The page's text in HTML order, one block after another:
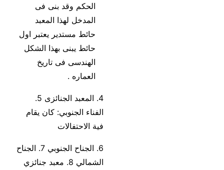
الحكم وقد بنى فى
المدخل لهذا المعبد
حائط مستدير يعتبر اول
حائط يبنى بهذا الشكل
الهندسى فى تاريخ
العماره .
4. المعبد الجنائزى 5.
الفناء الجنوبي: كان يقام
فية الاحتفالات
6. الجناح الجنوبي 7. الجناح
الشمالي 8. معبد جنائزي